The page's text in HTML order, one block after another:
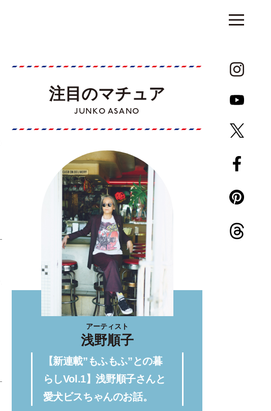
注目のマチュア
JUNKO ASANO
アーティスト
浅野順子
【新連載”もふもふ”との暮
らしVol.1】浅野順子さんと
愛犬ビスちゃんのお話。